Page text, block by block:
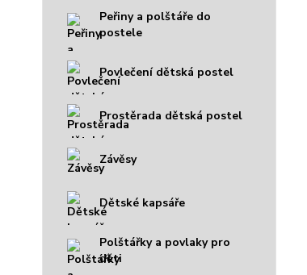
Peřiny a polštáře do
postele
Povlečení dětská postel
Prostěrada dětská postel
Závěsy
Dětské kapsáře
Polštářky a povlaky pro
děti